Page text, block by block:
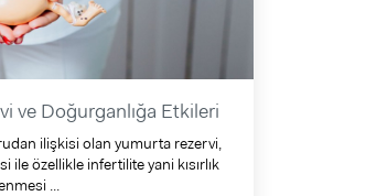
ve Doğurganlığa Etkileri
ilişkisi olan yumurta rezervi,
ile özellikle infertilite yani kısırlık
...